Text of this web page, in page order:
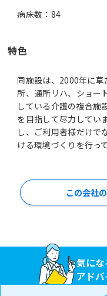
病床数：84
特色
同施設は、2000年に
所、通所リハ、ショー
している介護の複合施
を目指して尽力してい
し、ご利用者様だけで
この会社
気にな
アド